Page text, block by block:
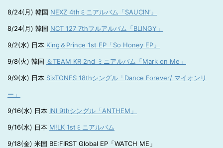
8/24(月) 韓国 NEXZ 4thミニアルバム「SAUCIN’」
8/24(月) 韓国 NCT 127 7thフルアルバム「BLINGY」
9/2(水) 日本 King＆Prince 1st EP「So Honey EP」
9/8(火) 韓国 ＆TEAM KR 2nd ミニアルバム「Mark on Me」
9/9(水) 日本 SixTONES 18thシングル「Dance Forever/ マイオンリ
ー」
9/16(水) 日本 INI 9thシングル「ANTHEM」
9/16(水) 日本 M!LK 1stミニアルバム
9/18(金) 米国 BE:FIRST Global EP「WATCH ME」